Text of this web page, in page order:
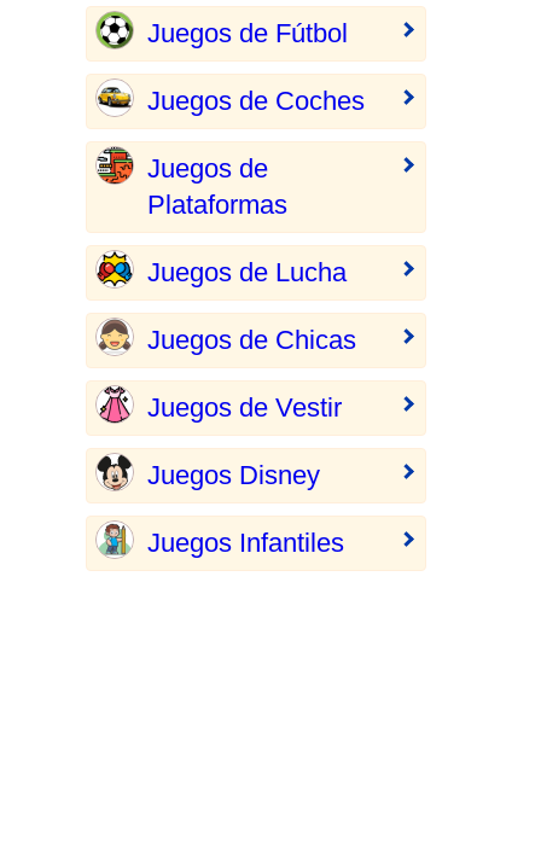
Juegos de Fútbol
Juegos de Coches
Juegos de
Plataformas
Juegos de Lucha
Juegos de Chicas
Juegos de Vestir
Juegos Disney
Juegos Infantiles